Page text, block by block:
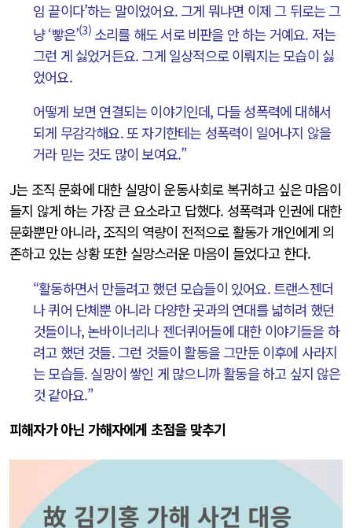
임 끝이다’하는 말이었어요. 그게 뭐냐면 이제 그 뒤로는 그
냥 ‘빻은’(3)소리를 해도 서로 비판을 안 하는 거예요. 저는
그런 게 싫었거든요. 그게 일상적으로 이뤄지는 모습이 싫
었어요.
어떻게 보면 연결되는 이야기인데, 다들 성폭력에 대해서
되게 무감각해요. 또 자기한테는 성폭력이 일어나지 않을
거라 믿는 것도 많이 보여요.”
J는 조직 문화에 대한 실망이 운동사회로 복귀하고 싶은 마음이
들지 않게 하는 가장 큰 요소라고 답했다. 성폭력과 인권에 대한
문화뿐만 아니라, 조직의 역량이 전적으로 활동가 개인에게 의
존하고 있는 상황 또한 실망스러운 마음이 들었다고 한다.
“활동하면서 만들려고 했던 모습들이 있어요. 트랜스젠더
나 퀴어 단체뿐 아니라 다양한 곳과의 연대를 넓히려 했던
것들이나, 논바이너리나 젠더퀴어들에 대한 이야기들을 하
려고 했던 것들. 그런 것들이 활동을 그만둔 이후에 사라지
는 모습들. 실망이 쌓인 게 많으니까 활동을 하고 싶지 않은
것 같아요.”
피해자가 아닌 가해자에게 초점을 맞추기